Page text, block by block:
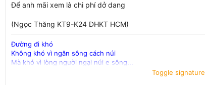
Để anh mãi xem là chi phí dở dang
(Ngọc Thăng KT9-K24 DHKT HCM)
Toggle signature
Đường đi khó
Không khó vì ngăn sông cách núi
Mà khó vì lòng người ngại núi e sông...